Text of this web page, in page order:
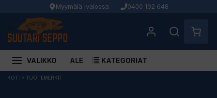
Myymälä Ivalossa 0400 192 648
VALIKKO ALE KATEGORIAT
Siirry
KOTI > TUOTEMERKIT